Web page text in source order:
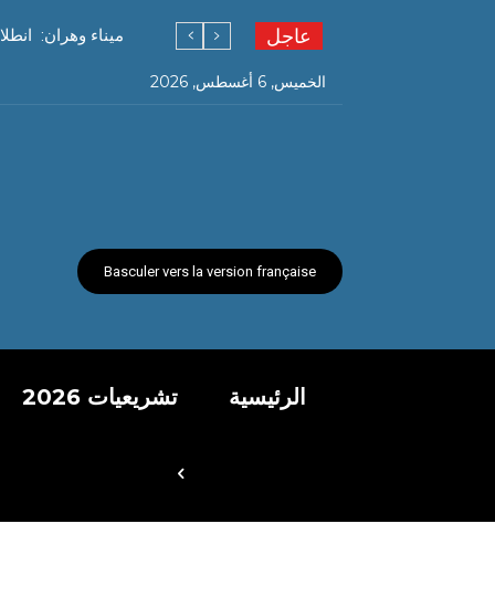
عاجل ميناء وهران:
الخميس, 6 أغسطس, 2026
Basculer vers la version française
الرئيسية تشريعيات 2026